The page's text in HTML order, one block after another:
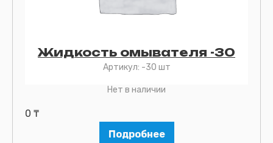
Жидкость омывателя -30
Артикул: -30 шт
Нет в наличии
0 ₸
Подробнее